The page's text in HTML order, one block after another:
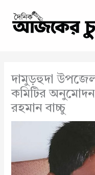
content
দামুড়হুদা
কমিটির অনুমোদন
রহমান বাচ্চু